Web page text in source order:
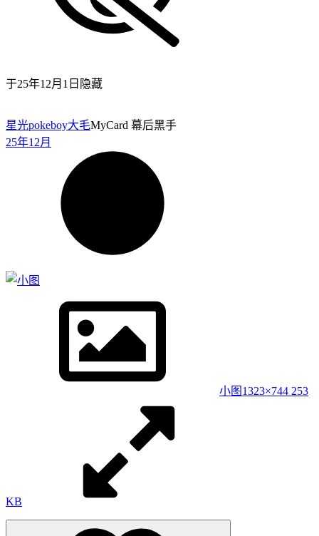
于25年12月1日 隐藏
星光pokeboy大毛MyCard 幕后黑手
25年12月
小图 1323×744 253
KB